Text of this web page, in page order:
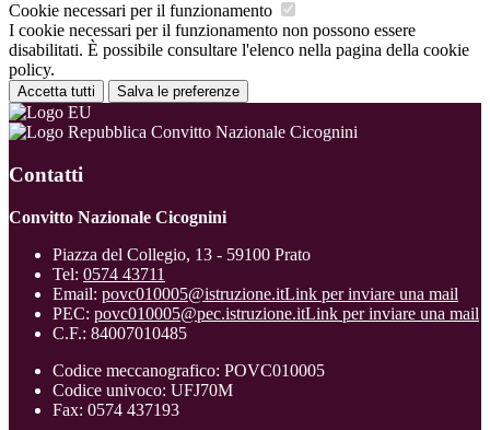
Cookie necessari per il funzionamento
I cookie necessari per il funzionamento non possono essere
disabilitati. È possibile consultare l'elenco nella pagina della cookie
policy.
Accetta tutti Salva le preferenze
Convitto Nazionale Cicognini
Contatti
Convitto Nazionale Cicognini
Piazza del Collegio, 13 - 59100 Prato
Tel: 0574 43711
Email: povc010005@istruzione.itLink per inviare una mail
PEC: povc010005@pec.istruzione.itLink per inviare una mail
C.F.: 84007010485
Codice meccanografico: POVC010005
Codice univoco: UFJ70M
Fax: 0574 437193